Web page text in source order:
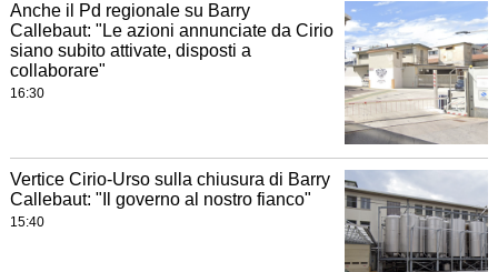
Anche il Pd regionale su Barry
Callebaut: "Le azioni annunciate da Cirio
siano subito attivate, disposti a
collaborare"
16:30
Vertice Cirio-Urso sulla chiusura di Barry
Callebaut: "Il governo al nostro fianco"
15:40